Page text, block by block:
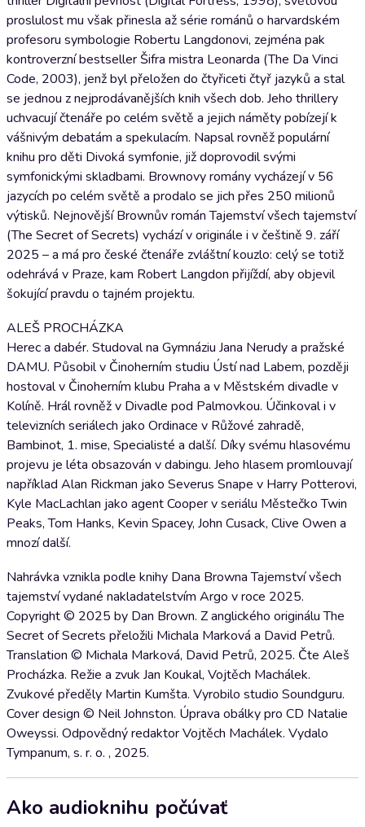
proslulost mu však přinesla až série románů o harvardském
profesoru symbologie Robertu Langdonovi, zejména pak
kontroverzní bestseller Šifra mistra Leonarda (The Da Vinci
Code, 2003), jenž byl přeložen do čtyřiceti čtyř jazyků a stal
se jednou z nejprodávanějších knih všech dob. Jeho thrillery
uchvacují čtenáře po celém světě a jejich náměty pobízejí k
vášnivým debatám a spekulacím. Napsal rovněž populární
knihu pro děti Divoká symfonie, již doprovodil svými
symfonickými skladbami. Brownovy romány vycházejí v 56
jazycích po celém světě a prodalo se jich přes 250 milionů
výtisků. Nejnovější Brownův román Tajemství všech tajemství
(The Secret of Secrets) vychází v originále i v češtině 9. září
2025 – a má pro české čtenáře zvláštní kouzlo: celý se totiž
odehrává v Praze, kam Robert Langdon přijíždí, aby objevil
šokující pravdu o tajném projektu.
ALEŠ PROCHÁZKA
Herec a dabér. Studoval na Gymnáziu Jana Nerudy a pražské
DAMU. Působil v Činoherním studiu Ústí nad Labem, později
hostoval v Činoherním klubu Praha a v Městském divadle v
Kolíně. Hrál rovněž v Divadle pod Palmovkou. Účinkoval i v
televizních seriálech jako Ordinace v Růžové zahradě,
Bambinot, 1. mise, Specialisté a další. Díky svému hlasovému
projevu je léta obsazován v dabingu. Jeho hlasem promlouvají
například Alan Rickman jako Severus Snape v Harry Potterovi,
Kyle MacLachlan jako agent Cooper v seriálu Městečko Twin
Peaks, Tom Hanks, Kevin Spacey, John Cusack, Clive Owen a
mnozí další.
Nahrávka vznikla podle knihy Dana Browna Tajemství všech
tajemství vydané nakladatelstvím Argo v roce 2025.
Copyright © 2025 by Dan Brown. Z anglického originálu The
Secret of Secrets přeložili Michala Marková a David Petrů.
Translation © Michala Marková, David Petrů, 2025. Čte Aleš
Procházka. Režie a zvuk Jan Koukal, Vojtěch Machálek.
Zvukové předěly Martin Kumšta. Vyrobilo studio Soundguru.
Cover design © Neil Johnston. Úprava obálky pro CD Natalie
Oweyssi. Odpovědný redaktor Vojtěch Machálek. Vydalo
Tympanum, s. r. o. , 2025.
Ako audioknihu počúvať